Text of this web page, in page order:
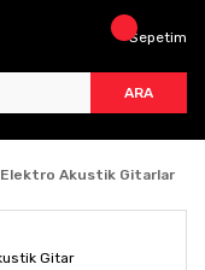
ARA
Sepetim
Elektro Akustik Gitarlar